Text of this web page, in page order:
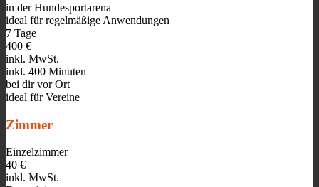
in der Hundesportarena
ideal für regelmäßige Anwendungen
7 Tage
400 €
inkl. MwSt.
inkl. 400 Minuten
bei dir vor Ort
ideal für Vereine
Zimmer
Einzelzimmer
40 €
inkl. MwSt.